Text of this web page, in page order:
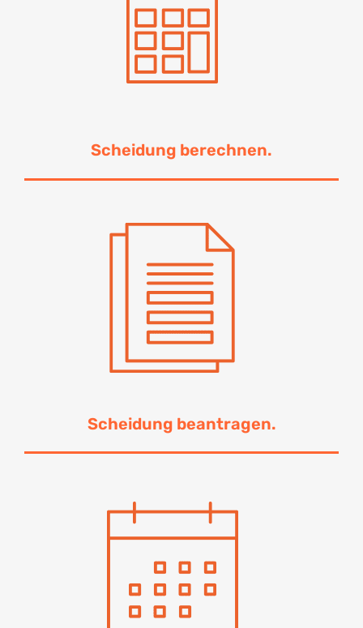
Scheidung berechnen.
Scheidung beantragen.